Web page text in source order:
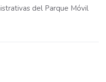
del Parque Móvil